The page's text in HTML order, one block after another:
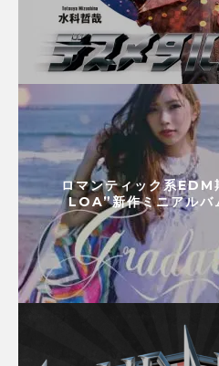
ロマンティック系
LOA”新作ミニアルバ